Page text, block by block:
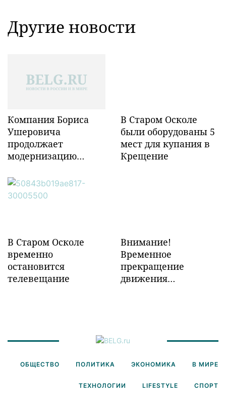
Другие новости
Компания Бориса
Ушеровича
продолжает
модернизацию
инфраструктуры в
Забайкалье
В Старом Осколе
были оборудованы 5
мест для купания в
Крещение
В Старом Осколе
временно
остановится
телевещание
Внимание!
Временное
прекращение
движения
ОБЩЕСТВО ПОЛИТИКА ЭКОНОМИКА В МИРЕ
ТЕХНОЛОГИИ LIFESTYLE СПОРТ